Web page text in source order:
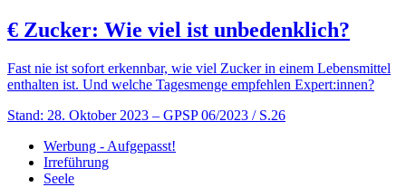
€ Zucker: Wie viel ist unbedenklich?
Fast nie ist sofort erkennbar, wie viel Zucker in einem Lebensmittel
enthalten ist. Und welche Tagesmenge empfehlen Expert:innen?
Stand: 28. Oktober 2023 – GPSP 06/2023 / S.26
Werbung - Aufgepasst!
Irreführung
Seele